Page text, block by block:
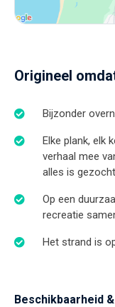
Origineel
Bijzonder
Elke plank, elk
verhaal mee
alles is
Op een
recreatie
Het strand is
Beschikbaarheid